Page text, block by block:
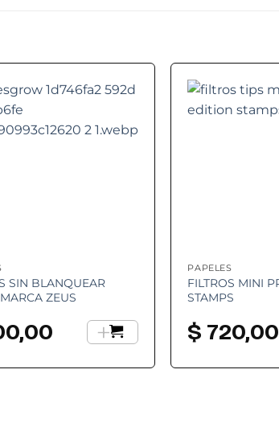
Add to
SIN BLANQUEAR
ZEUS
+
PAPELES
FILTROS MINI
STAMPS
$ 720,00